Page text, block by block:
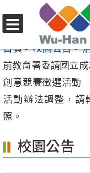
至
要
內
容
區
選
單
首頁>校園公告>
前教育署委請國立
創意競賽徵選活動
活動辦法調整，請
照。
校園公告